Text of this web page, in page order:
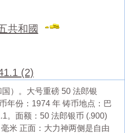
共和國
(2)
）。大号重磅 50 法郎银
年份：1974 年 铸币地点：巴
。面额：50 法郎银币 (.900)
米 正面：大力神两侧是自由